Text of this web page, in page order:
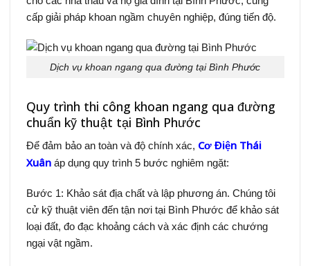
cấp giải pháp khoan ngầm chuyên nghiệp, đúng tiến độ.
Dịch vụ khoan ngang qua đường tại Bình Phước
Quy trình thi công khoan ngang qua đường
chuẩn kỹ thuật tại Bình Phước
Để đảm bảo an toàn và độ chính xác, Cơ Điện Thái
Xuânáp dụng quy trình 5 bước nghiêm ngặt:
Bước 1: Khảo sát địa chất và lập phương án. Chúng tôi
cử kỹ thuật viên đến tận nơi tại Bình Phước để khảo sát
loại đất, đo đạc khoảng cách và xác định các chướng
ngại vật ngầm.